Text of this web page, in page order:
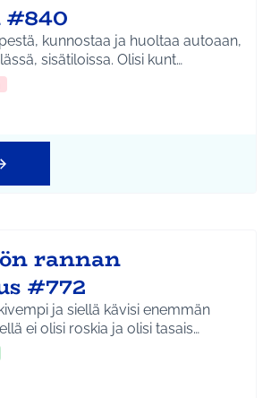
kunnostaa ja huoltaa autoaan,
sisätiloissa. Olisi kunt…
mukaan: Hyrylä
rannan
#772
ja siellä kävisi enemmän
ei olisi roskia ja olisi tasais…
mukaan: Kellokoski